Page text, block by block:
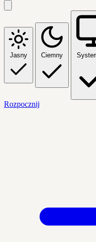
Jasny Ciemny
Rozpocznij